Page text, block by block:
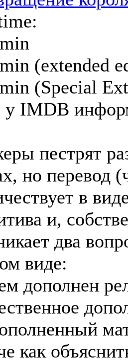
(extended
(Special
у IMDB
пестрят
но перевод
в
и,
два
виде:
дополнен
как